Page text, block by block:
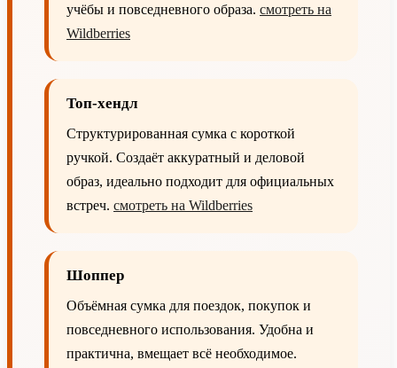
учёбы и повседневного образа. смотреть на
Wildberries
Топ-хендл
Структурированная сумка с короткой
ручкой. Создаёт аккуратный и деловой
образ, идеально подходит для официальных
встреч. смотреть на Wildberries
Шоппер
Объёмная сумка для поездок, покупок и
повседневного использования. Удобна и
практична, вмещает всё необходимое.